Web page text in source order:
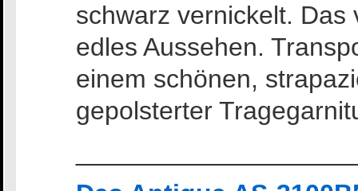
schwarz vernickelt.
edles Aussehen.
einem schönen,
gepolsterter